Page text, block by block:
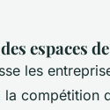
espaces
les
compétition